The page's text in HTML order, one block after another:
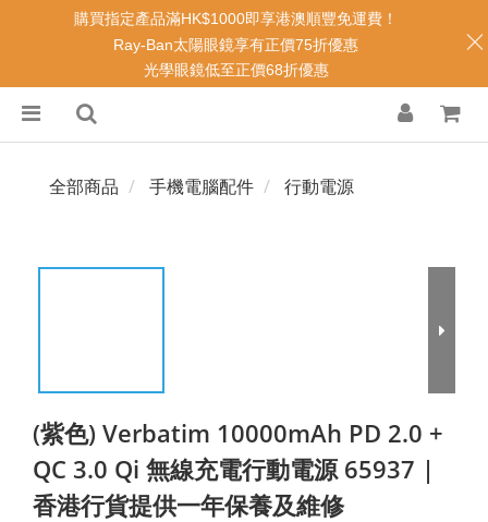
全部商品 手機電腦配件 行動電源
(紫色) Verbatim 10000mAh PD 2.0 +
QC 3.0 Qi 無線充電行動電源 65937 |
香港行貨提供一年保養及維修
購買指定產品滿HK$1000即享港澳順豐免運費！
Ray-Ban太陽眼鏡享有正價75折優惠
光學眼鏡低至正價68折優惠